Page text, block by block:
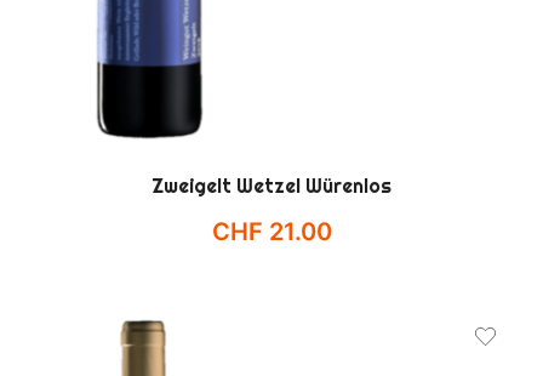
Zweigelt Wetzel Würenlos
CHF 21.00